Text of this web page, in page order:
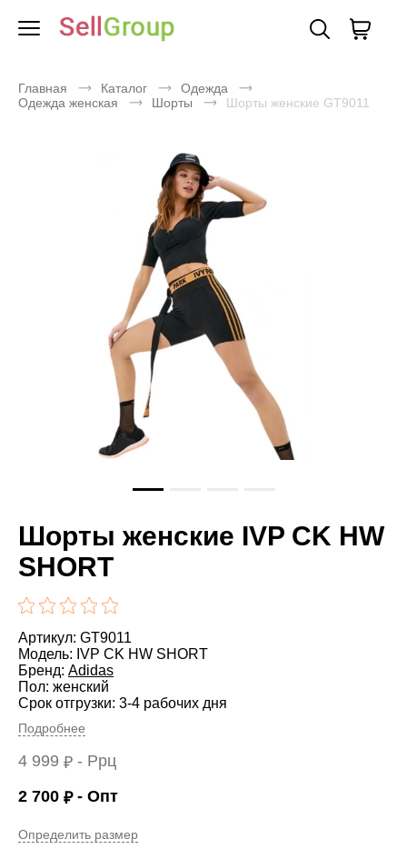
Главная Каталог
Одежда
Одежда женская
Шорты Шорты женские GT9011
Шорты женские IVP CK HW
SHORT
Артикул: GT9011
Модель: IVP CK HW SHORT
Бренд: Adidas
Пол: женский
Срок отгрузки: 3-4 рабочих дня
Подробнее
4 999 ₽ - Ррц
2 700 ₽- Опт
Определить размер